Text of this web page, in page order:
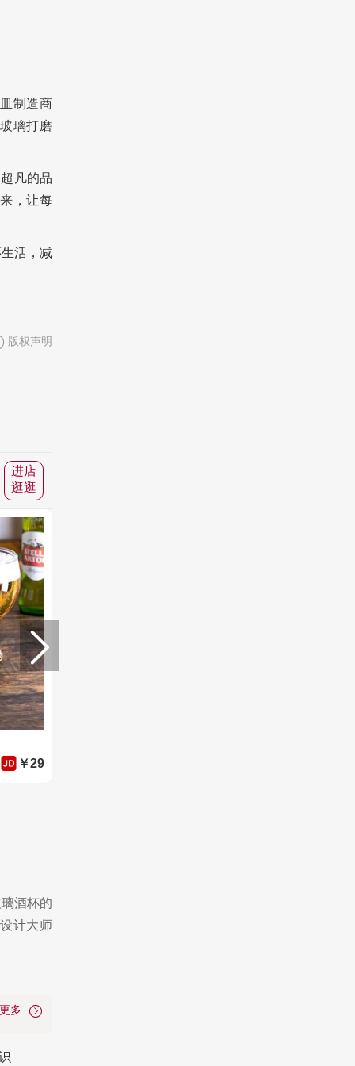
制造商
璃打磨
凡的品
，让每
活，减
版权声明
进店
逛逛
￥29
酒杯的
计大师
多